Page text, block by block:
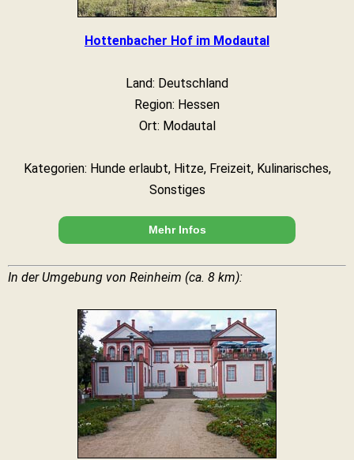
Hottenbacher Hof im Modautal
Land: Deutschland
Region: Hessen
Ort: Modautal
Kategorien: Hunde erlaubt, Hitze, Freizeit, Kulinarisches,
Sonstiges
Mehr Infos
In der Umgebung von Reinheim (ca. 8 km):